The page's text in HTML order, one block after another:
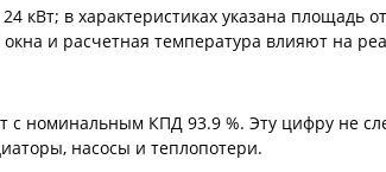
кВт; в характеристиках указана площадь
и расчетная температура влияют на
с номинальным КПД 93.9 %. Эту цифру не
насосы и теплопотери.